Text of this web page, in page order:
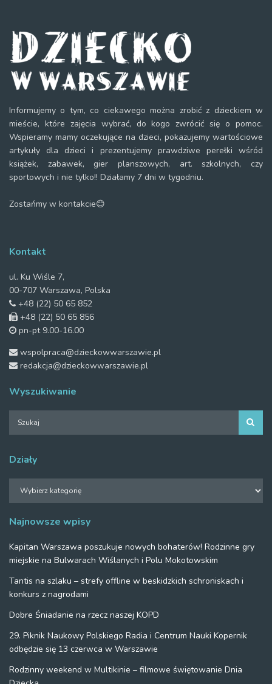
Informujemy o tym, co ciekawego można zrobić z dzieckiem w
mieście, które zajęcia wybrać, do kogo zwrócić się o pomoc.
Wspieramy mamy oczekujące na dzieci, pokazujemy wartościowe
artykuły dla dzieci i prezentujemy prawdziwe perełki wśród
książek, zabawek, gier planszowych, art. szkolnych, czy
sportowych i nie tylko!! Działamy 7 dni w tygodniu.
Zostańmy w kontakcie😊
Kontakt
ul. Ku Wiśle 7,
00-707 Warszawa, Polska
+48 (22) 50 65 852
+48 (22) 50 65 856
pn-pt 9.00-16.00
wspolpraca@dzieckowwarszawie.pl
redakcja@dzieckowwarszawie.pl
Wyszukiwanie
Działy
Najnowsze wpisy
Kapitan Warszawa poszukuje nowych bohaterów! Rodzinne gry
miejskie na Bulwarach Wiślanych i Polu Mokotowskim
Tantis na szlaku – strefy offline w beskidzkich schroniskach i
konkurs z nagrodami
Dobre Śniadanie na rzecz naszej KOPD
29. Piknik Naukowy Polskiego Radia i Centrum Nauki Kopernik
odbędzie się 13 czerwca w Warszawie
Rodzinny weekend w Multikinie – filmowe świętowanie Dnia